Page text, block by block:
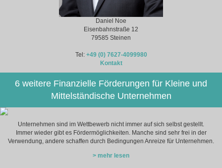
Daniel Noe
Eisenbahnstraße 12
79585 Steinen
Tel: +49 (0) 7627-4099980
Kontakt
6 weitere Finanzielle Förderungen für Kleine und
Mittelständische Unternehmen
Unternehmen sind im Wettbewerb nicht immer auf sich selbst gestellt.
Immer wieder gibt es Fördermöglichkeiten. Manche sind sehr frei in der
Verwendung, andere schaffen durch Bedingungen Anreize für Unternehmen.
> mehr lesen